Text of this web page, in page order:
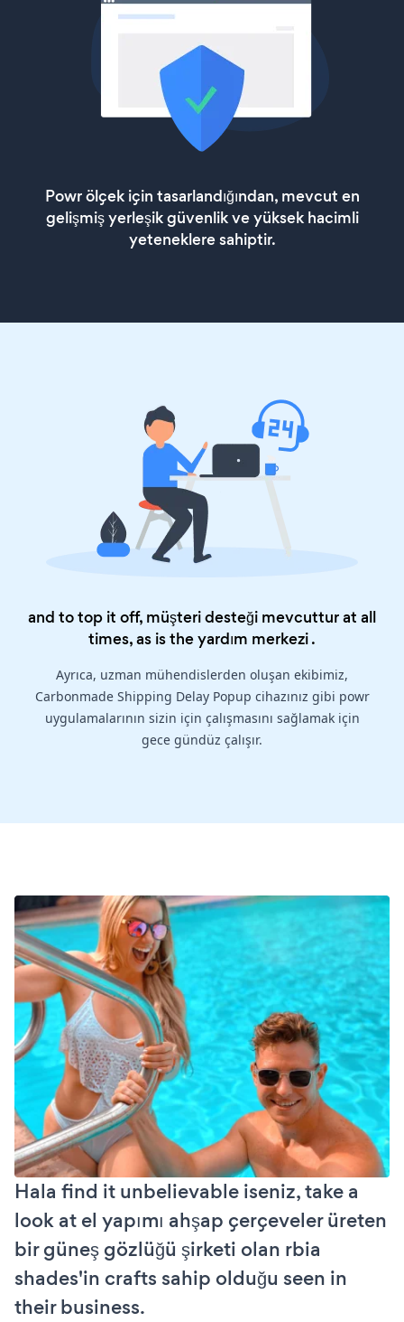
Powr ölçek için tasarlandığından, mevcut en
gelişmiş yerleşik güvenlik ve yüksek hacimli
yeteneklere sahiptir.
and to top it off, müşteri desteği mevcuttur at all
times, as is theyardım merkezi.
Ayrıca, uzman mühendislerden oluşan ekibimiz,
Carbonmade Shipping Delay Popup cihazınız gibi powr
uygulamalarının sizin için çalışmasını sağlamak için
gece gündüz çalışır.
Hala find it unbelievable iseniz, take a
look at el yapımı ahşap çerçeveler üreten
bir güneş gözlüğü şirketi olan rbia
shades'in crafts sahip olduğu seen in
their business.